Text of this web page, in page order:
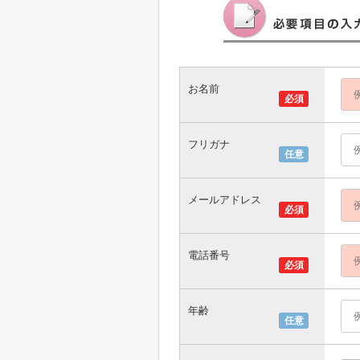
必須
お名前
任意
フリガナ
必須
メールアドレス
必須
電話番号
任意
年齢